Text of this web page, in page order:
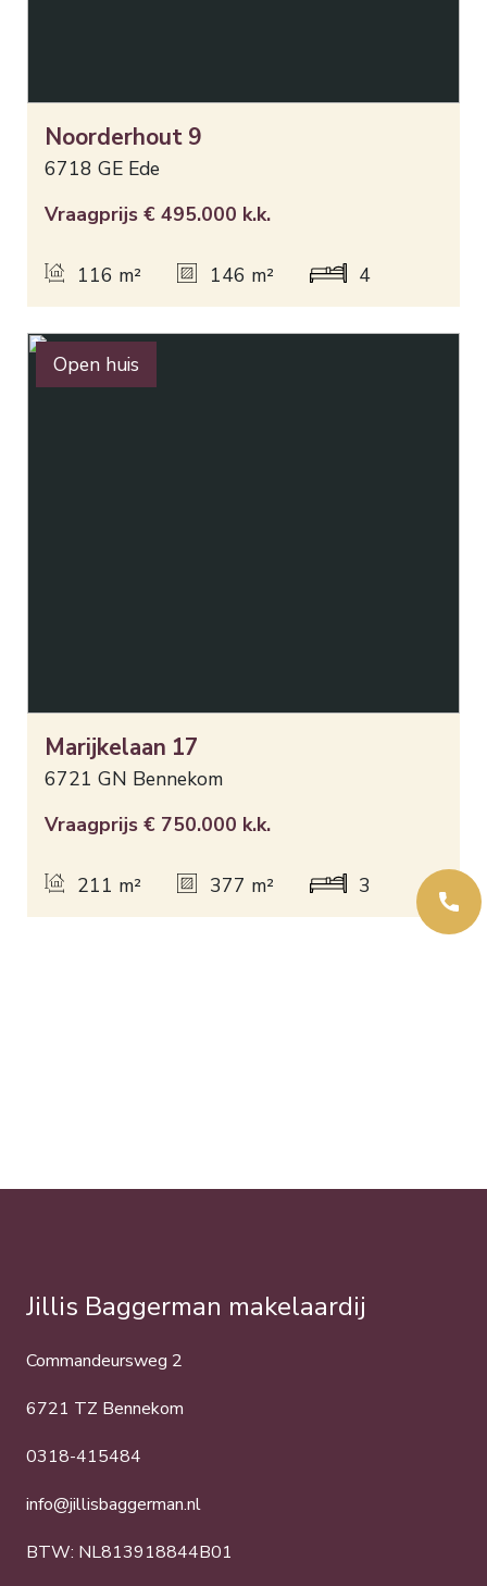
Noorderhout 9
6718 GE Ede
Vraagprijs € 495.000 k.k.
116 m² 146 m² 4 slaapkamers
Open huis
Marijkelaan 17
6721 GN Bennekom
Vraagprijs € 750.000 k.k.
211 m² 377 m² 3 slaapkamers
Jillis Baggerman makelaardij
Commandeursweg 2
6721 TZ Bennekom
0318-415484
info@jillisbaggerman.nl
BTW: NL813918844B01